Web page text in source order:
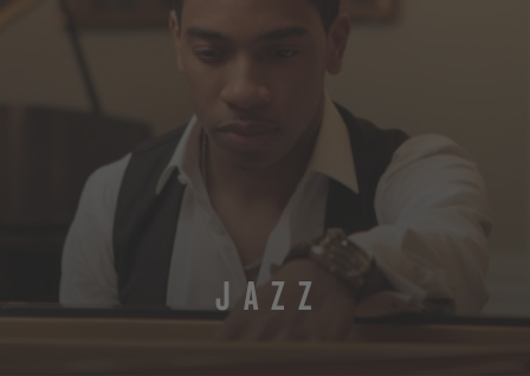
J A Z Z